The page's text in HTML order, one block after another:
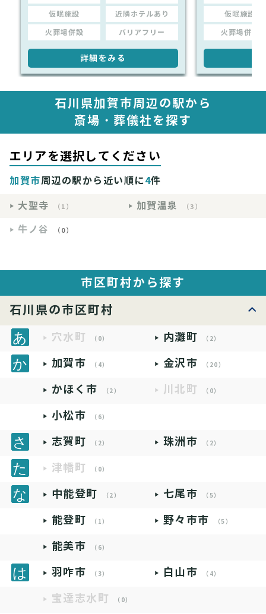
仮眠施設 近隣ホテルあり
火葬場併設 バリアフリー
詳細をみる
仮眠施設
火葬場併設
石川県加賀市周辺の駅から
斎場・葬儀社を探す
エリアを選択してください
加賀市周辺の駅から近い順に4件
大聖寺
（1） 加賀温泉 （3）
牛ノ谷 （0）
市区町村から探す
石川県の市区町村
穴水町 （0） 内灘町 （2）
加賀市 （4） 金沢市 （20）
かほく市 （2） 川北町 （0）
小松市 （6）
志賀町 （2） 珠洲市 （2）
津幡町 （0）
中能登町 （2） 七尾市 （5）
能登町 （1） 野々市市 （5）
能美市 （6）
羽咋市 （3） 白山市 （4）
宝達志水町 （0）